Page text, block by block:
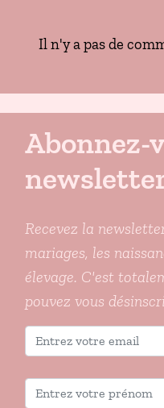
Il n'y a pas de
Abonnez-
Recevez la
mariages, les
élevage. C'est
pouvez vous